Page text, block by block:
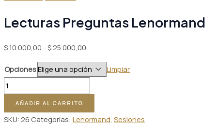
Lecturas Preguntas Lenormand
$10.000,00 -$ 25.000,00
de
precios:
hasta
Opciones
Limpiar
Lecturas
Preguntas
Lenormand
AÑADIR AL CARRITO
SKU: 26 Categorías: Lenormand, Sesiones